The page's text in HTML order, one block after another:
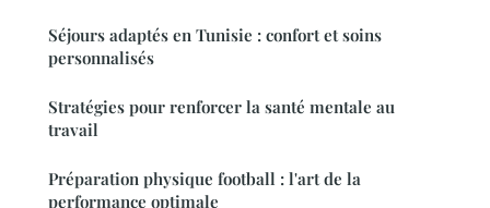
Séjours adaptés en Tunisie : confort et soins
personnalisés
Stratégies pour renforcer la santé mentale au
travail
Préparation physique football : l'art de la
performance optimale